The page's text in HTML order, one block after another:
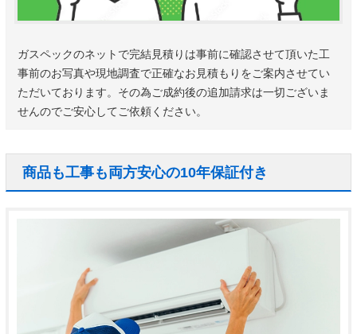
ガスペックのネットで完結見積りは事前に確認させて頂いた工
事前のお写真や現地調査で正確なお見積もりをご案内させてい
ただいております。その為ご成約後の追加請求は一切ございま
せんのでご安心してご依頼ください。
商品も工事も両方安心の10年保証付き